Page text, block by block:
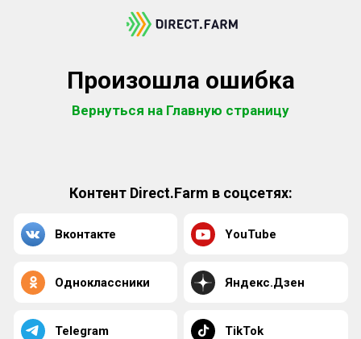
Произошла ошибка
Вернуться на Главную страницу
Контент Direct.Farm в соцсетях:
Вконтакте YouTube
Одноклассники Яндекс.Дзен
Telegram TikTok